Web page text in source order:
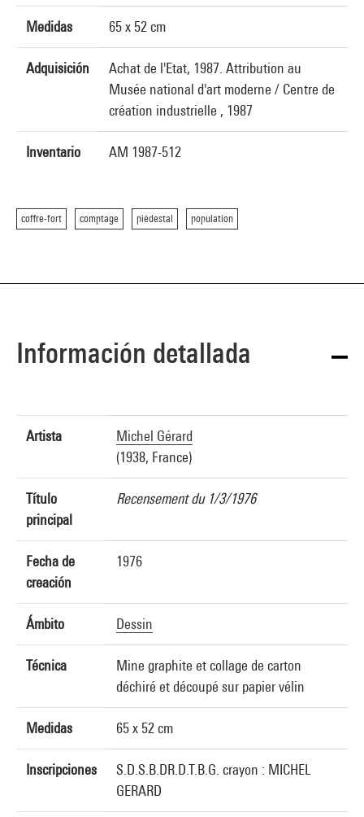
Medidas 65 x 52 cm
Adquisición
Achat de l'Etat, 1987. Attribution au
Musée national d'art moderne / Centre de
création industrielle , 1987
Inventario AM 1987-512
coffre-fort comptage piédestal population
Información detallada
Artista
Michel Gérard
(1938, France)
Título
principal
Recensement du 1/3/1976
Fecha de
creación
1976
Ámbito Dessin
Técnica
Mine graphite et collage de carton
déchiré et découpé sur papier vélin
Medidas 65 x 52 cm
Inscripciones
S.D.S.B.DR.D.T.B.G. crayon : MICHEL
GERARD